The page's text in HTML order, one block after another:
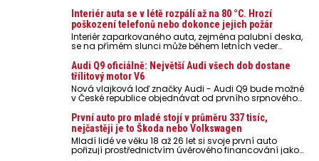
Interiér auta se v létě rozpálí až na 80 °C. Hrozí
poškození telefonů nebo dokonce jejich požár
Interiér zaparkovaného auta, zejména palubní deska,
se na přímém slunci může během letních veder
nebezpečí pro odložené mobilní telefony, powerbanky
nebo notebooky. Můžou urychlit stárnutí baterií,
poškodit elektroniku a ve výjimečných případech i
zvýšit riziko požáru.
Audi Q9 oficiálně: Největší Audi všech dob dostane
třílitový motor V6
Nová vlajková loď značky Audi - Audi Q9 bude možné
v České republice objednávat od prvního srpnového
První auto pro mladé stojí v průměru 337 tisíc,
nejčastěji je to Škoda nebo Volkswagen
Mladí lidé ve věku 18 až 26 let si svoje první auto
pořizují prostřednictvím úvěrového financování jako